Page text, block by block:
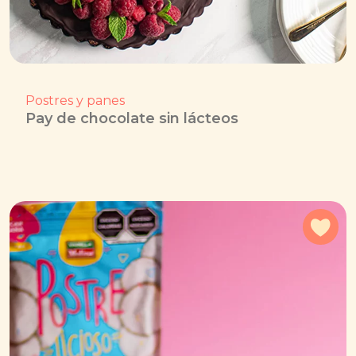
Postres y panes
Pay de chocolate sin lácteos